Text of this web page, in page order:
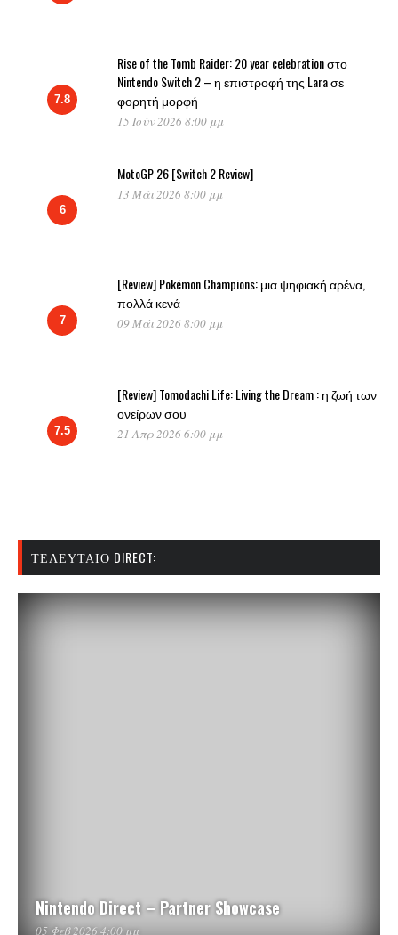
7.8
Rise of the Tomb Raider: 20 year celebration στο
Nintendo Switch 2 – η επιστροφή της Lara σε
φορητή μορφή
15 Ιούν 2026 8:00 μμ
6
MotoGP 26 [Switch 2 Review]
13 Μάι 2026 8:00 μμ
7
[Review] Pokémon Champions: μια ψηφιακή αρένα,
πολλά κενά
09 Μάι 2026 8:00 μμ
7.5
[Review] Tomodachi Life: Living the Dream : η ζωή των
ονείρων σου
21 Απρ 2026 6:00 μμ
ΤΕΛΕΥΤΑΊΟ DIRECT:
Nintendo Direct – Partner Showcase
05 Φεβ 2026 4:00 μμ